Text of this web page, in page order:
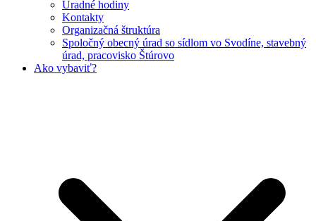
Úradné hodiny
Kontakty
Organizačná štruktúra
Spoločný obecný úrad so sídlom vo Svodíne, stavebný
úrad, pracovisko Štúrovo
Ako vybaviť?